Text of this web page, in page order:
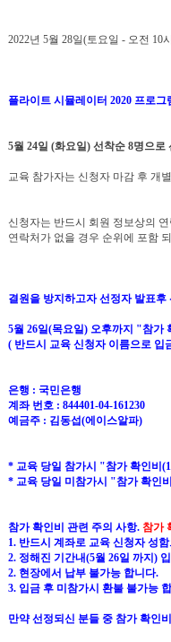
2022년 5월 28일(토요일 - 오전
플라이트 시뮬레이터 2020 프로
5월 24일 (화요일) 선착순 8명으로
교육 참가자는 신청자 마감 후 개
신청자는 반드시 회원 정보상의
연락처가 없을 경우 순위에 포함
결원을 방지하고자 선정자 발표후
5월 26일(목요일) 오후까지 "참가
( 반드시 교육 신청자 이름으로 입
은행 : 국민은행
계좌 번호 : 844401-04-161230
예금주 : 김동섭(에이스알파)
* 교육 당일 참가시 "참가 확인비
* 교육 당일 미참가시 "참가 확인
참가 확인비 관련 주의 사항. 참가
1. 반드시 계좌로 교육 신청자 성
2. 정해진 기간내(5월 26일 까지)
2. 현장에서 납부 불가능 합니다.
3. 입금 후 미참가시 환불 불가능
만약 선정되신 분들 중 참가 확인